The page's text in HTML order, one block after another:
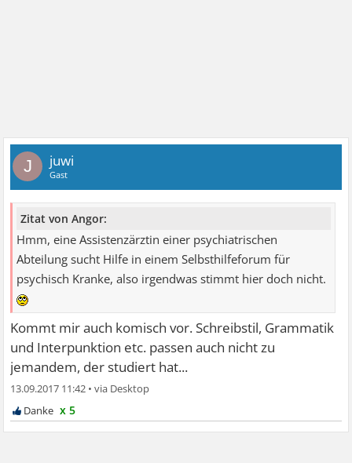
J juwi
Gast
Zitat von Angor:
Hmm, eine Assistenzärztin einer psychiatrischen
Abteilung sucht Hilfe in einem Selbsthilfeforum für
psychisch Kranke, also irgendwas stimmt hier doch nicht.
Kommt mir auch komisch vor. Schreibstil, Grammatik
und Interpunktion etc. passen auch nicht zu
jemandem, der studiert hat...
13.09.2017 11:42 •
x 5